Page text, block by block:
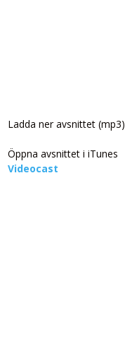
Ladda ner avsnittet (mp3)
Öppna avsnittet i iTunes
Videocast